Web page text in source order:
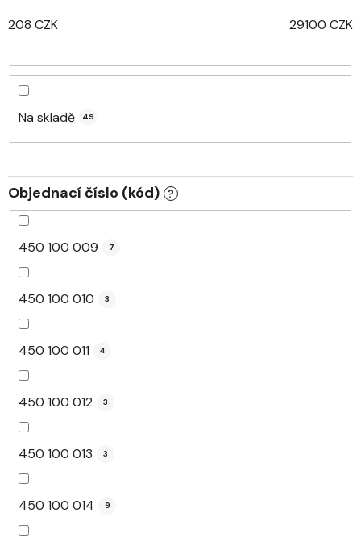
n
í
p
r
d
u
t
ů
208 CZK 29100 CZK
Na skladě 49
Objednací číslo (kód) ?
450 100 009 7
450 100 010 3
450 100 011 4
450 100 012 3
450 100 013 3
450 100 014 9